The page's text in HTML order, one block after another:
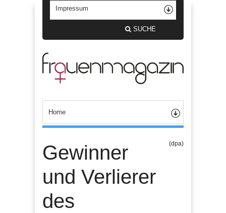
SUCHE
Gewinner
und Verlierer
des
(dpa)